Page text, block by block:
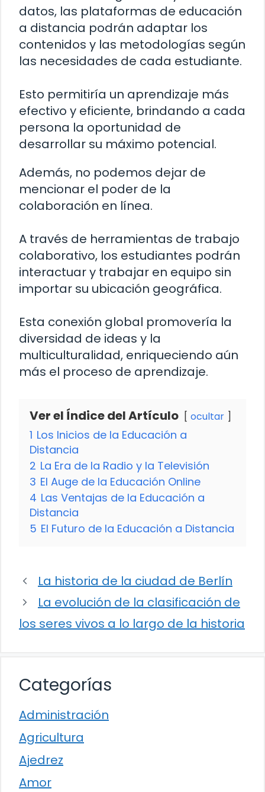
datos, las plataformas de educación
a distancia podrán adaptar los
contenidos y las metodologías según
las necesidades de cada estudiante.
Esto permitiría un aprendizaje más
efectivo y eficiente, brindando a cada
persona la oportunidad de
desarrollar su máximo potencial.
Además, no podemos dejar de
mencionar el poder de la
colaboración en línea.
A través de herramientas de trabajo
colaborativo, los estudiantes podrán
interactuar y trabajar en equipo sin
importar su ubicación geográfica.
Esta conexión global promovería la
diversidad de ideas y la
multiculturalidad, enriqueciendo aún
más el proceso de aprendizaje.
Ver el Índice del Artículo ocultar
1 Los Inicios de la Educación a
Distancia
2 La Era de la Radio y la Televisión
3 El Auge de la Educación Online
4 Las Ventajas de la Educación a
Distancia
5 El Futuro de la Educación a Distancia
La historia de la ciudad de Berlín
La evolución de la clasificación de
los seres vivos a lo largo de la historia
Categorías
Administración
Agricultura
Ajedrez
Amor